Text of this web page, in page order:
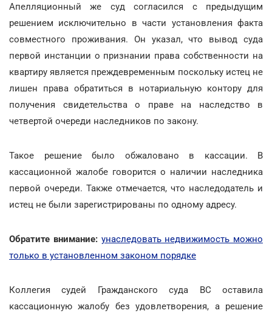
Апелляционный же суд согласился с предыдущим
решением исключительно в части установления факта
совместного проживания. Он указал, что вывод суда
первой инстанции о признании права собственности на
квартиру является преждевременным поскольку истец не
лишен права обратиться в нотариальную контору для
получения свидетельства о праве на наследство в
четвертой очереди наследников по закону.
Такое решение было обжаловано в кассации. В
кассационной жалобе говорится о наличии наследника
первой очереди. Также отмечается, что наследодатель и
истец не были зарегистрированы по одному адресу.
Обратите внимание: унаследовать недвижимость можно
только в установленном законом порядке
Коллегия судей Гражданского суда ВС оставила
кассационную жалобу без удовлетворения, а решение